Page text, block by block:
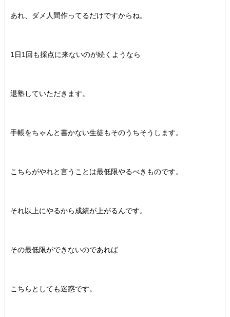
あれ、ダメ人間作ってるだけですからね。
1日1回も採点に来ないのが続くようなら
退塾していただきます。
手帳をちゃんと書かない生徒もそのうちそうします。
こちらがやれと言うことは最低限やるべきものです。
それ以上にやるから成績が上がるんです。
その最低限ができないのであれば
こちらとしても迷惑です。